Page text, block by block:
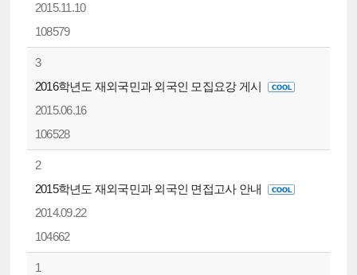
2015.11.10
108579
3
2016학년도 재외국민과 외국인 모집요강 게시
2015.06.16
106528
2
2015학년도 재외국민과 외국인 면접고사 안내
2014.09.22
104662
1